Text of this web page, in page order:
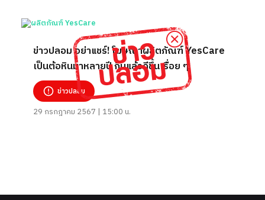
ข่าวปลอม อย่าแชร์! โฆษณาผลิตภัณฑ์ YesCare
เป็นต้อหินมาหลายปี กินแล้วดีขึ้นเรื่อย ๆ
ข่าวปลอม
29 กรกฎาคม 2567 | 15:00 น.